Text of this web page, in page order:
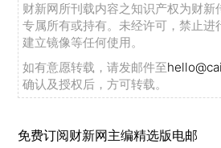
财新网所刊载内容之知识产权为财新
专属所有或持有。未经许可，禁止进
建立镜像等任何使用。
如有意愿转载，请发邮件至
确认及授权后，方可转载。
免费订阅财新网主编精选版电邮